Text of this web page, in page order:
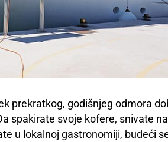
prekratkog, godišnjeg odmora
spakirate svoje kofere, snivate na
u lokalnoj gastronomiji, budeći